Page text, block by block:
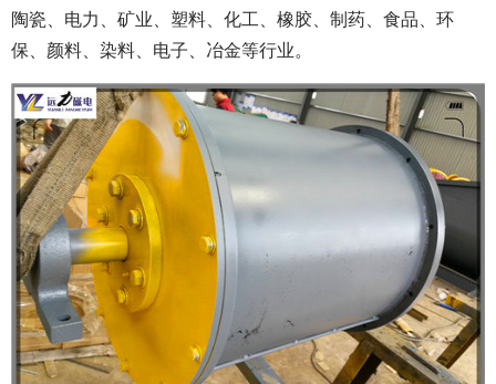
陶瓷、电力、矿业、塑料、化工、橡胶、制药、食品、环
保、颜料、染料、电子、冶金等行业。